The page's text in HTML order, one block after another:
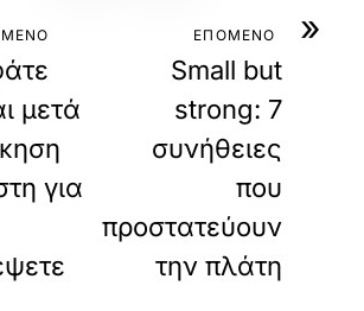
μετά
για
»
ΕΠΟΜΕΝΟ
Small but
strong: 7
συνήθειες
που
προστατεύουν
την πλάτη